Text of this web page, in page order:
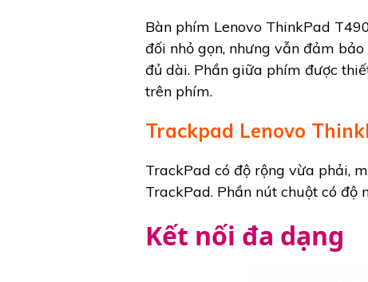
Bàn phím Lenovo ThinkPad
đối nhỏ gọn, nhưng vẫn đảm
đủ dài. Phần giữa phím được
trên phím.
Trackpad Lenovo
TrackPad có độ rộng vừa phải,
TrackPad. Phần nút chuột có độ
Kết nối đa dạng